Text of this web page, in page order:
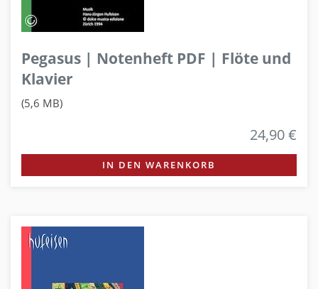
Pegasus | Notenheft PDF | Flöte und
Klavier
(5,6 MB)
24,90 €
IN DEN WARENKORB